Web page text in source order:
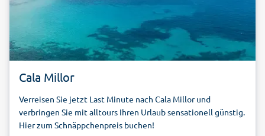
Cala Millor
Verreisen Sie jetzt Last Minute nach Cala Millor und
verbringen Sie mit alltours Ihren Urlaub sensationell günstig.
Hier zum Schnäppchenpreis buchen!